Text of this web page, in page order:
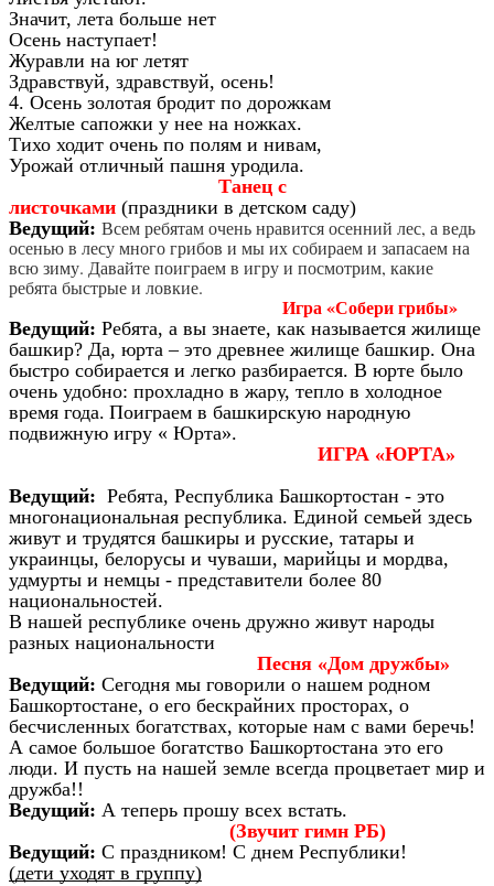
Значит, лета больше нет
Осень наступает!
Журавли на юг летят
Здравствуй, здравствуй, осень!
4. Осень золотая бродит по дорожкам
Желтые сапожки у нее на ножках.
Тихо ходит очень по полям и нивам,
Урожай отличный пашня уродила.
Танец с
листочками (праздники в детском саду)
Ведущий: Всем ребятам очень нравится осенний лес, а ведь
осенью в лесу много грибов и мы их собираем и запасаем на
всю зиму. Давайте поиграем в игру и посмотрим, какие
ребята быстрые и ловкие.
Игра «Собери грибы»
Ведущий: Ребята, а вы знаете, как называется жилище
башкир? Да, юрта – это древнее жилище башкир. Она
быстро собирается и легко разбирается. В юрте было
очень удобно: прохладно в жару, тепло в холодное
время года. Поиграем в башкирскую народную
подвижную игру « Юрта».
ИГРА «ЮРТА»
Ведущий: Ребята, Республика Башкортостан - это
многонациональная республика. Единой семьей здесь
живут и трудятся башкиры и русские, татары и
украинцы, белорусы и чуваши, марийцы и мордва,
удмурты и немцы - представители более 80
национальностей.
В нашей республике очень дружно живут народы
разных национальности
Песня «Дом дружбы»
Ведущий: Сегодня мы говорили о нашем родном
Башкортостане, о его бескрайних просторах, о
бесчисленных богатствах, которые нам с вами беречь!
А самое большое богатство Башкортостана это его
люди. И пусть на нашей земле всегда процветает мир и
дружба!!
Ведущий: А теперь прошу всех встать.
(Звучит гимн РБ)
Ведущий: С праздником! С днем Республики!
(дети уходят в группу)